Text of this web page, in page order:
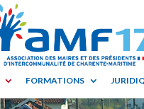
FORMATIONS